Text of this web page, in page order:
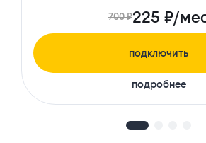
700 ₽225 ₽/
подключить
подробнее